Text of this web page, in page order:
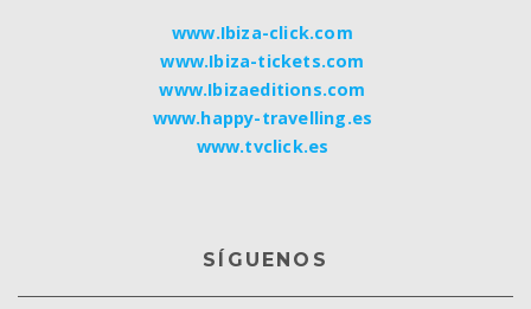
www.Ibiza-click.com
www.Ibiza-tickets.com
www.Ibizaeditions.com
www.happy-travelling.es
www.tvclick.es
SÍGUENOS